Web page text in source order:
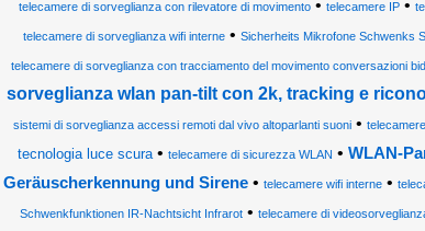
telecamere di sorveglianza con rilevatore di movimento • telecamere IP •
telecamere di sorveglianza wifi interne • Sicherheits Mikrofone Schwenks
telecamere di sorveglianza con tracciamento del movimento conversazioni
sorveglianza wlan pan-tilt con 2k, tracking e
sistemi di sorveglianza accessi remoti dal vivo altoparlanti suoni •
tecnologia luce scura• telecamere di sicurezza WLAN • WLAN-
Geräuscherkennung und Sirene• telecamere wifi interne•
Schwenkfunktionen IR-Nachtsicht Infrarot• telecamere di